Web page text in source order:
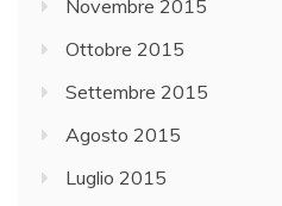
Novembre 2015
Ottobre 2015
Settembre 2015
Agosto 2015
Luglio 2015